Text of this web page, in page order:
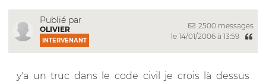
Publié par
OLIVIER
INTERVENANT
2500 messages
le 14/01/2006 à 13:59
y'a un truc dans le code civil je crois là dessus